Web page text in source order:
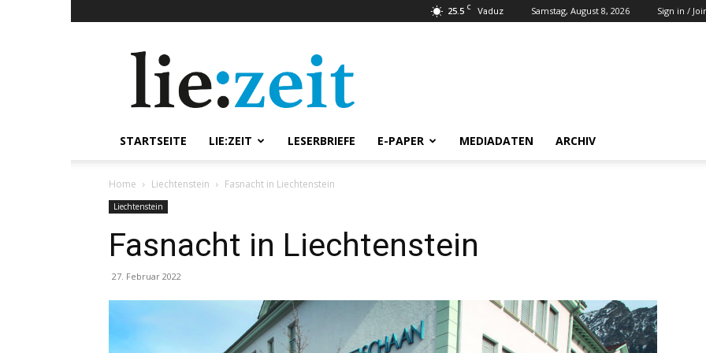
25.5 C Vaduz Samstag, August 8, 2026 Sign in /
STARTSEITE LIE:ZEIT LESERBRIEFE E-PAPER MEDIADATEN ARCHIV
Home Liechtenstein Fasnacht in Liechtenstein
Liechtenstein
Fasnacht in Liechtenstein
27. Februar 2022